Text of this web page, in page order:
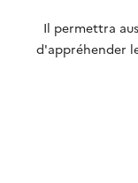
Il permettra
d'appréhender